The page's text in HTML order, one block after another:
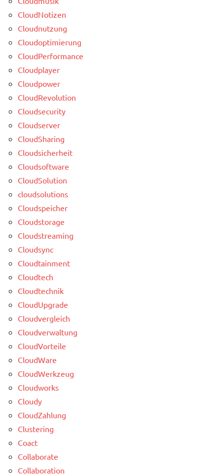
CloudNotizen
Cloudnutzung
Cloudoptimierung
CloudPerformance
Cloudplayer
Cloudpower
CloudRevolution
Cloudsecurity
Cloudserver
CloudSharing
Cloudsicherheit
Cloudsoftware
CloudSolution
cloudsolutions
Cloudspeicher
Cloudstorage
Cloudstreaming
Cloudsync
Cloudtainment
Cloudtech
Cloudtechnik
CloudUpgrade
Cloudvergleich
Cloudverwaltung
CloudVorteile
CloudWare
CloudWerkzeug
Cloudworks
Cloudy
CloudZahlung
Clustering
Coact
Collaborate
Collaboration